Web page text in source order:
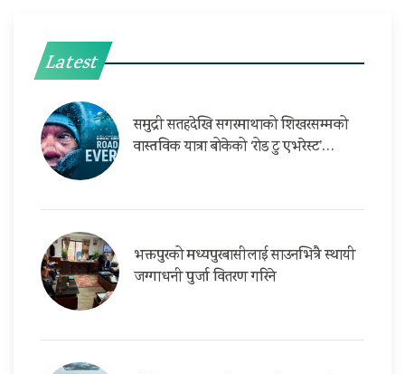
Latest
समुद्री सतहदेखि सगरमाथाको शिखरसम्मको
वास्तविक यात्रा बोकेको ‘रोड टु एभरेस्ट’…
भक्तपुरको मध्यपुरबासीलाई साउनभित्रै स्थायी
जग्गाधनी पुर्जा वितरण गरिने